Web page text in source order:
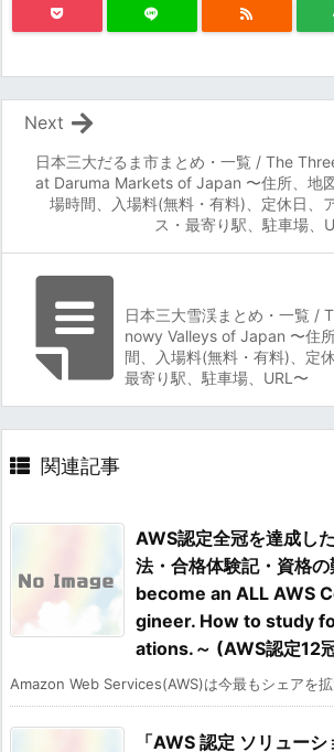
日本三大だるま市まとめ・一覧 / The
at Daruma Markets of Japan 〜住所、地
場時間、入場料(無料・有料)、定休日、
ス・最寄り駅、駐車場、
Next
日本三大雪渓まとめ・一覧 /
nowy Valleys of Japan 〜住
間、入場料(無料・有料)、定
最寄り駅、駐車場、URL〜
関連記事
AWS認定全冠を達成し
法・合格体験記・資格
become an ALL AWS
gineer. How to study
ations.～ (AWS認定12
Amazon Web Services(AWS)は今最もシェアを
「AWS 認定 ソリュー